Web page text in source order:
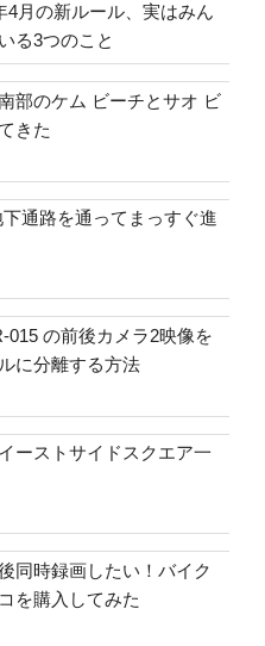
4月の新ルール、実はみん
る3つのこと
部のケム ビーチとサオ ビ
きた
通路を通ってまっすぐ進
015 の前後カメラ2映像を
に分離する方法
ーストサイドスクエア一
同時録画したい！バイク
を購入してみた